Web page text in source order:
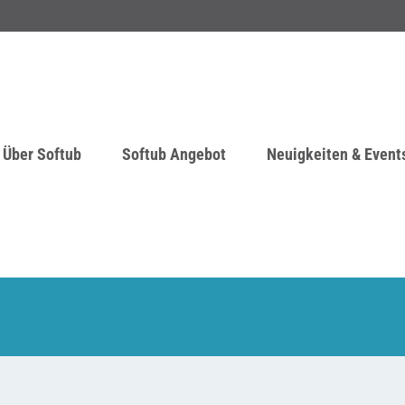
Über Softub Softub Angebot Neuigkeiten &